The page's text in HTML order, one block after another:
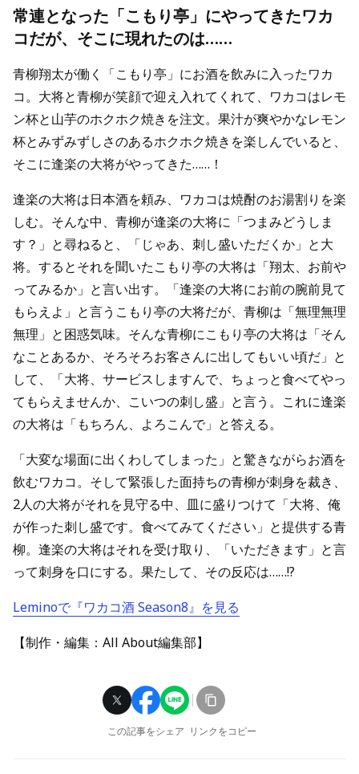
常連となった「こもり亭」にやってきたワカ
コだが、そこに現れたのは……
青柳翔太が働く「こもり亭」にお酒を飲みに入ったワカ
コ。大将と青柳が笑顔で迎え入れてくれて、ワカコはレモ
ン杯と山芋のホクホク焼きを注文。果汁が爽やかなレモン
杯とみずみずしさのあるホクホク焼きを楽しんでいると、
そこに逢楽の大将がやってきた……！
逢楽の大将は日本酒を頼み、ワカコは焼酎のお湯割りを楽
しむ。そんな中、青柳が逢楽の大将に「つまみどうしま
す？」と尋ねると、「じゃあ、刺し盛いただくか」と大
将。するとそれを聞いたこもり亭の大将は「翔太、お前や
ってみるか」と言い出す。「逢楽の大将にお前の腕前見て
もらえよ」と言うこもり亭の大将だが、青柳は「無理無理
無理」と困惑気味。そんな青柳にこもり亭の大将は「そん
なことあるか、そろそろお客さんに出してもいい頃だ」と
して、「大将、サービスしますんで、ちょっと食べてやっ
てもらえませんか、こいつの刺し盛」と言う。これに逢楽
の大将は「もちろん、よろこんで」と答える。
「大変な場面に出くわしてしまった」と驚きながらお酒を
飲むワカコ。そして緊張した面持ちの青柳が刺身を裁き、
2人の大将がそれを見守る中、皿に盛りつけて「大将、俺
が作った刺し盛です。食べてみてください」と提供する青
柳。逢楽の大将はそれを受け取り、「いただきます」と言
って刺身を口にする。果たして、その反応は……!?
Leminoで『ワカコ酒 Season8』を見る
【制作・編集：All About編集部】
この記事をシェア リンクをコピー